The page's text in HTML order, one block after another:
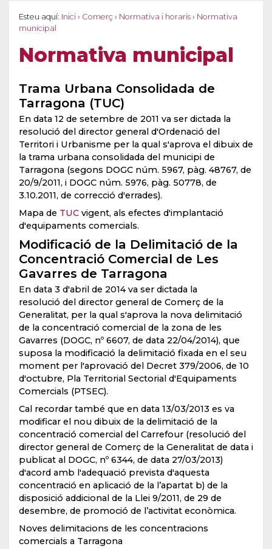
Esteu aquí: Inici › Comerç › Normativa i horaris › Normativa
municipal
Normativa municipal
Trama Urbana Consolidada de
Tarragona (TUC)
En data 12 de setembre de 2011 va ser dictada la
resolució del director general d'Ordenació del
Territori i Urbanisme per la qual s'aprova el dibuix de
la trama urbana consolidada del municipi de
Tarragona (segons DOGC núm. 5967, pàg. 48767, de
20/9/2011, i DOGC núm. 5976, pàg. 50778, de
3.10.2011, de correcció d'errades).
Mapa de TUC vigent, als efectes d'implantació
d'equipaments comercials.
Modificació de la Delimitació de la
Concentració Comercial de Les
Gavarres de Tarragona
En data 3 d'abril de 2014 va ser dictada la
resolució del director general de Comerç de la
Generalitat, per la qual s'aprova la nova delimitació
de la concentració comercial de la zona de les
Gavarres (DOGC, nº 6607, de data 22/04/2014), que
suposa la modificació la delimitació fixada en el seu
moment per l'aprovació del Decret 379/2006, de 10
d'octubre, Pla Territorial Sectorial d'Equipaments
Comercials (PTSEC).
Cal recordar també que en data 13/03/2013 es va
modificar el nou dibuix de la delimitació de la
concentració comercial del Carrefour (resolució del
director general de Comerç de la Generalitat de data i
publicat al DOGC, nº 6344, de data 27/03/2013)
d'acord amb l'adequació prevista d'aquesta
concentració en aplicació de la l’apartat b) de la
disposició addicional de la Llei 9/2011, de 29 de
desembre, de promoció de l’activitat econòmica.
Noves delimitacions de les concentracions
comercials a Tarragona